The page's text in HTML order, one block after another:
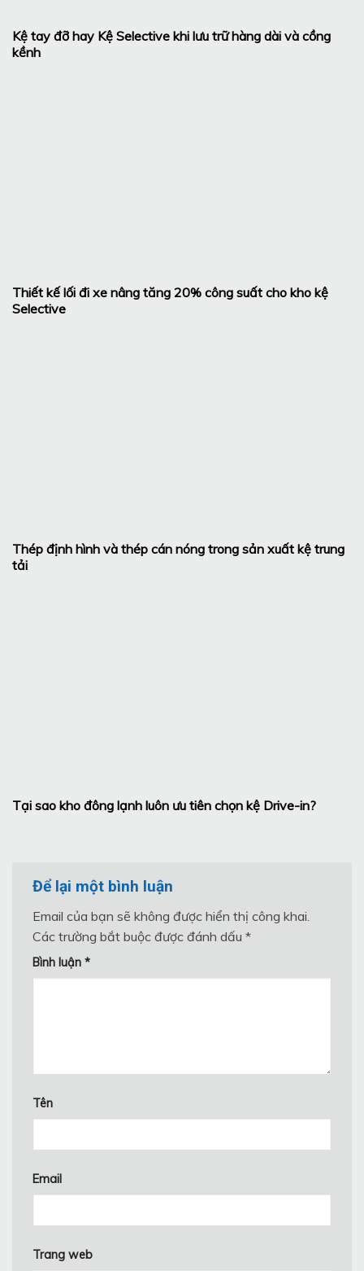
Kệ tay đỡ hay Kệ Selective khi lưu trữ hàng dài và cồng
kềnh
Thiết kế lối đi xe nâng tăng 20% công suất cho kho kệ
Selective
Thép định hình và thép cán nóng trong sản xuất kệ trung
tải
Tại sao kho đông lạnh luôn ưu tiên chọn kệ Drive-in?
Để lại một bình luận
Email của bạn sẽ không được hiển thị công khai.
Các trường bắt buộc được đánh dấu *
Bình luận *
Tên
Email
Trang web